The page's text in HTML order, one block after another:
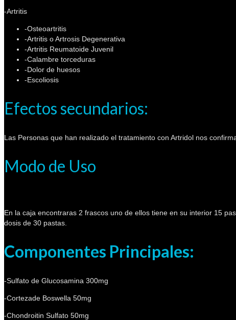
-Artritis
-Osteoartritis
-Artritis o Artrosis Degenerativa
-Artritis Reumatoide Juvenil
-Calambre torceduras
-Dolor de huesos
-Escoliosis
Efectos secundarios:
Las Personas que han realizado el tratamiento con Artridol nos
Modo de Uso
En la caja encontraras 2 frascos uno de ellos tiene en su interior 15
dosis de 30 pastas.
Componentes Principales:
-Sulfato de Glucosamina 300mg
-Cortezade Boswella 50mg
-Chondroitin Sulfato 50mg